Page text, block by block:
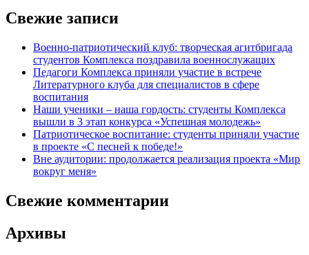
Свежие записи
Военно-патриотический клуб: творческая агитбригада
студентов Комплекса поздравила военнослужащих
Педагоги Комплекса приняли участие в встрече
Литературного клуба для специалистов в сфере
воспитания
Наши ученики – наша гордость: студенты Комплекса
вышли в 3 этап конкурса «Успешная молодежь»
Патриотическое воспитание: студенты приняли участие
в проекте «С песней к победе!»
Вне аудитории: продолжается реализация проекта «Мир
вокруг меня»
Свежие комментарии
Архивы